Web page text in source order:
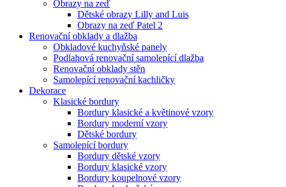
Obrazy na zeď
Dětské obrazy Lilly and Luis
Obrazy na zeď Patel 2
Renovační obklady a dlažba
Obkladové kuchyňské panely
Podlahová renovační samolepící dlažba
Renovační obklady stěn
Samolepící renovační kachličky
Dekorace
Klasické bordury
Bordury klasické a květinové vzory
Bordury moderní vzory
Dětské bordury
Samolepící bordury
Bordury dětské vzory
Bordury klasické vzory
Bordury koupelnové vzory